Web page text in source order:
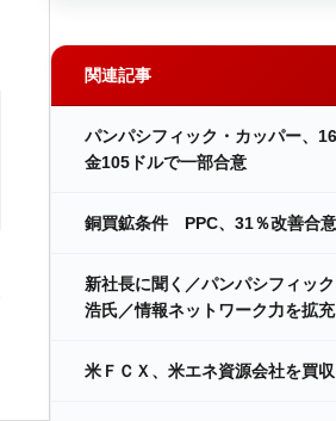
関連記事
パンパシフィック・カッパー、
金105ドルで一部合意
銅買鉱条件 PPC、31％改善合意
新社長に聞く／パンパシフィッ
浩氏／情報ネットワーク力を拡充
米ＦＣＸ、米エネ資源会社を買